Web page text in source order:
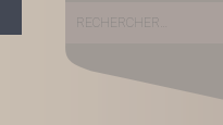
Rechercher :